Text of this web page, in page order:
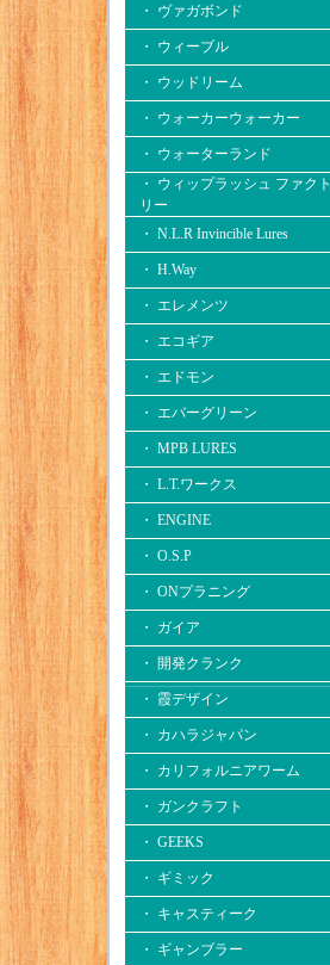
・ ヴァガボンド
・ ウィーブル
・ ウッドリーム
・ ウォーカーウォーカー
・ ウォーターランド
・ ウィップラッシュ ファクト
リー
・ N.L.R Invincible Lures
・ H.Way
・ エレメンツ
・ エコギア
・ エドモン
・ エバーグリーン
・ MPB LURES
・ L.T.ワークス
・ ENGINE
・ O.S.P
・ ONプラニング
・ ガイア
・ 開発クランク
・ 霞デザイン
・ カハラジャパン
・ カリフォルニアワーム
・ ガンクラフト
・ GEEKS
・ ギミック
・ キャスティーク
・ ギャンブラー